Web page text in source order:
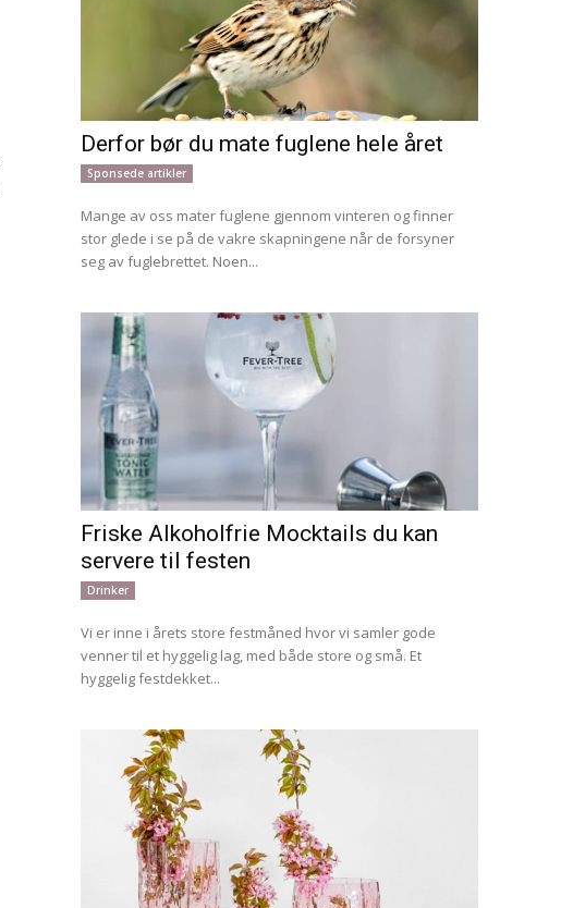
Derfor bør du mate fuglene hele året
Sponsede artikler
Mange av oss mater fuglene gjennom vinteren og finner
stor glede i se på de vakre skapningene når de forsyner
seg av fuglebrettet. Noen...
Friske Alkoholfrie Mocktails du kan
servere til festen
Drinker
Vi er inne i årets store festmåned hvor vi samler gode
venner til et hyggelig lag, med både store og små. Et
hyggelig festdekket...